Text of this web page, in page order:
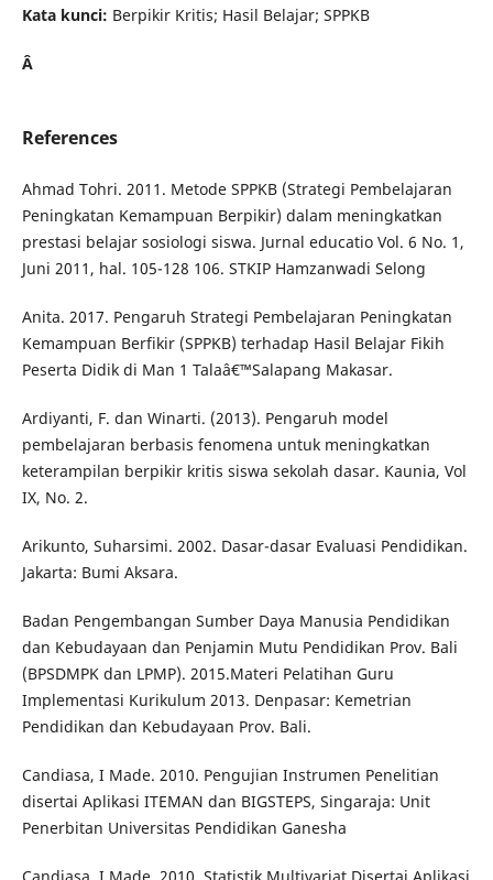
Kata kunci: Berpikir Kritis; Hasil Belajar; SPPKB
Â
References
Ahmad Tohri. 2011. Metode SPPKB (Strategi Pembelajaran
Peningkatan Kemampuan Berpikir) dalam meningkatkan
prestasi belajar sosiologi siswa. Jurnal educatio Vol. 6 No. 1,
Juni 2011, hal. 105-128 106. STKIP Hamzanwadi Selong
Anita. 2017. Pengaruh Strategi Pembelajaran Peningkatan
Kemampuan Berfikir (SPPKB) terhadap Hasil Belajar Fikih
Peserta Didik di Man 1 Talaâ€™Salapang Makasar.
Ardiyanti, F. dan Winarti. (2013). Pengaruh model
pembelajaran berbasis fenomena untuk meningkatkan
keterampilan berpikir kritis siswa sekolah dasar. Kaunia, Vol
IX, No. 2.
Arikunto, Suharsimi. 2002. Dasar-dasar Evaluasi Pendidikan.
Jakarta: Bumi Aksara.
Badan Pengembangan Sumber Daya Manusia Pendidikan
dan Kebudayaan dan Penjamin Mutu Pendidikan Prov. Bali
(BPSDMPK dan LPMP). 2015.Materi Pelatihan Guru
Implementasi Kurikulum 2013. Denpasar: Kemetrian
Pendidikan dan Kebudayaan Prov. Bali.
Candiasa, I Made. 2010. Pengujian Instrumen Penelitian
disertai Aplikasi ITEMAN dan BIGSTEPS, Singaraja: Unit
Penerbitan Universitas Pendidikan Ganesha